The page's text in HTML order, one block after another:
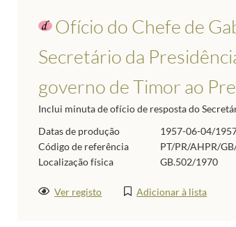
Ofício do Chefe de
Secretário da
governo de Timor ao
Inclui minuta de ofício de resposta do
Datas de produção
1957-06-04/
Código de referência
PT/PR/AHPR/
Localização física
GB.502/1970
Ver registo Adicionar à lista